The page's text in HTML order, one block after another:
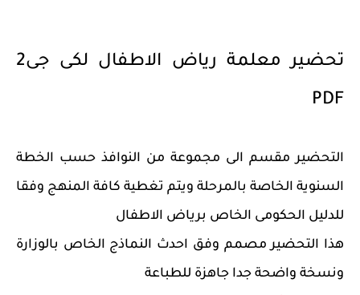
تحضير معلمة رياض الاطفال لكى جى2
PDF
التحضير مقسم الى مجموعة من النوافذ حسب الخطة
السنوية الخاصة بالمرحلة ويتم تغطية كافة المنهج وفقا
للدليل الحكومى الخاص برياض الاطفال
هذا التحضير مصمم وفق احدث النماذج الخاص بالوزارة
ونسخة واضحة جدا جاهزة للطباعة